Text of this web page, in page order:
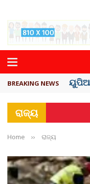
BREAKING NEWS
ରାଜ୍ୟ
Home ›› ରାଜ୍ୟ